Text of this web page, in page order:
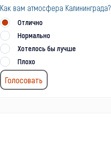
Как вам атмосфера Калининграда?
Отлично
Нормально
Хотелось бы лучше
Плохо